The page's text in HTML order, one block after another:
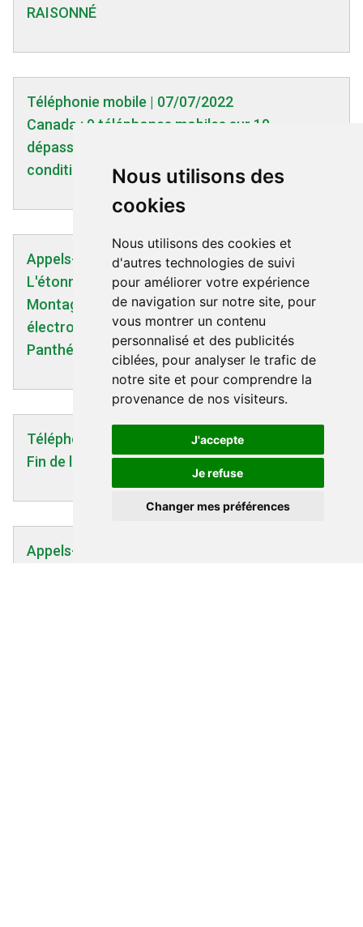
Nous utilisons des
cookies
Nous utilisons des cookies et
d'autres technologies de suivi
pour améliorer votre expérience
de navigation sur notre site, pour
vous montrer un contenu
personnalisé et des publicités
ciblées, pour analyser le trafic de
notre site et pour comprendre la
provenance de nos visiteurs.
J'accepte
Je refuse
Changer mes préférences
RAISONNÉ
Téléphonie mobile | 07/07/2022
Canada : 9 téléphones mobiles sur 10
dépassent les limites réglementaires en
condition réelle
Appels-Rapports-Etudes | 15/06/2014
L'étonnante découverte médicale de Luc
Montagnier : l'émission d'ondes
électromagnétiques par l'ADN - Association
Panthérapeutique - 15/06/2014
Téléphonie mobile | 21/10/2025
Fin de la 2 G
Appels-Rapports-Etudes | 01/06/2012